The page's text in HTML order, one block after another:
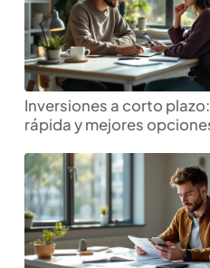
Inversiones a corto
rápida y mejores